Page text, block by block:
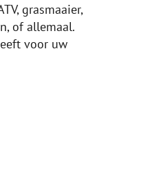
grasmaaier,
of allemaal.
voor uw